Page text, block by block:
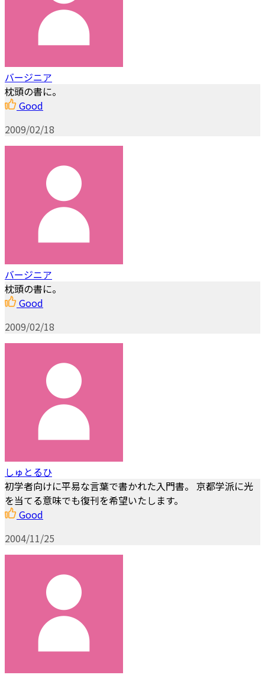
バージニア
枕頭の書に。
Good
2009/02/18
バージニア
枕頭の書に。
Good
2009/02/18
しゅとるひ
初学者向けに平易な言葉で書かれた入門書。 京都学派に光
を当てる意味でも復刊を希望いたします。
Good
2004/11/25